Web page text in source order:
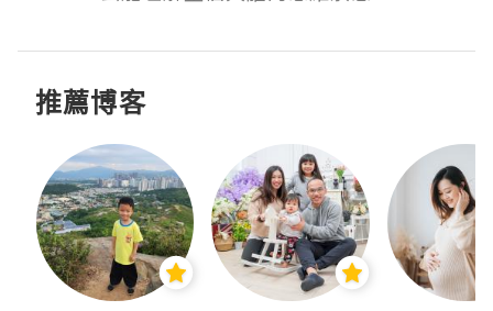
推薦博客